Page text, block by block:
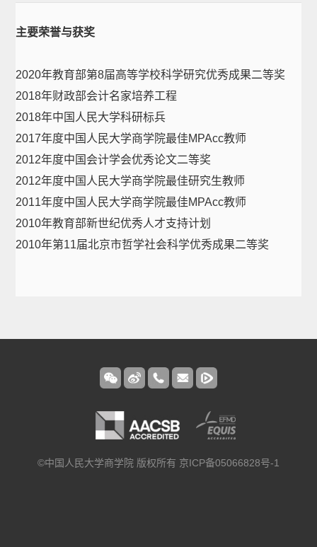
主要荣誉与获奖
2020年教育部第8届高等学校科学研究优秀成果二等奖
2018年财政部会计名家培养工程
2018年中国人民大学科研标兵
2017年度中国人民大学商学院最佳MPAcc教师
2012年度中国会计学会优秀论文二等奖
2012年度中国人民大学商学院最佳研究生教师
2011年度中国人民大学商学院最佳MPAcc教师
2010年教育部新世纪优秀人才支持计划
2010年第11届北京市哲学社会科学优秀成果二等奖
©中国人民大学商学院 版权所有 京ICP备05066828号-1